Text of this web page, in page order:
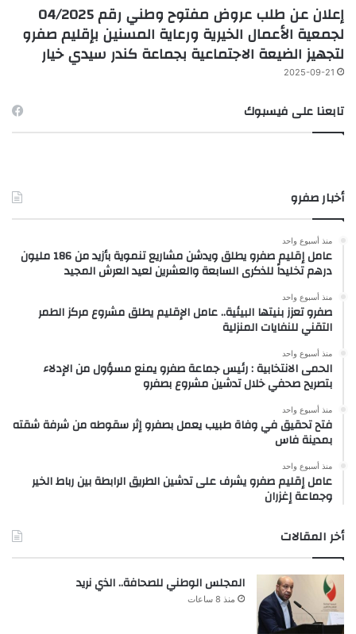
إعلان عن طلب عروض مفتوح وطني رقم 04/2025
لجمعية الأعمال الخيرية ورعاية المسنين بإقليم صفرو
لتجهيز الضيعة الاجتماعية بجماعة كندر سيدي خيار
2025-09-21
تابعنا على فيسبوك
أخبار صفرو
منذ أسبوع واحد
عامل إقليم صفرو يطلق ويدشن مشاريع تنموية بأزيد من 186 مليون
درهم تخليداً للذكرى السابعة والعشرين لعيد العرش المجيد
منذ أسبوع واحد
صفرو تعزز بنيتها البيئية.. عامل الإقليم يطلق مشروع مركز الطمر
التقني للنفايات المنزلية
منذ أسبوع واحد
الحمى الانتخابية : رئيس جماعة صفرو يمنع مسؤول من الإدلاء
بتصريح صحفي خلال تدشين مشروع بصفرو
منذ أسبوع واحد
فتح تحقيق في وفاة طبيب يعمل بصفرو إثر سقوطه من شرفة شقته
بمدينة فاس
منذ أسبوع واحد
عامل إقليم صفرو يشرف على تدشين الطريق الرابطة بين رباط الخير
وجماعة إغزران
أخر المقالات
المجلس الوطني للصحافة.. الذي نريد
منذ 8 ساعات